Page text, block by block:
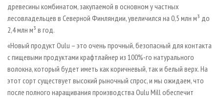
древесины комбинатом, закупаемой в основном у частных
лесовладельцев в Северной Финляндии, увеличился на 0,5 млн м³ до
2,4 млн м³ в год.
«Новый продукт Oulu – это очень прочный, безопасный для контакта
с пищевыми продуктами крафтлайнер из 100%-го натурального
волокна, который будет иметь как коричневый, так и белый верх. На
этот сорт существует высокий рыночный спрос, и мы ожидаем, что
после полного наращивания производства Oulu Mill обеспечит